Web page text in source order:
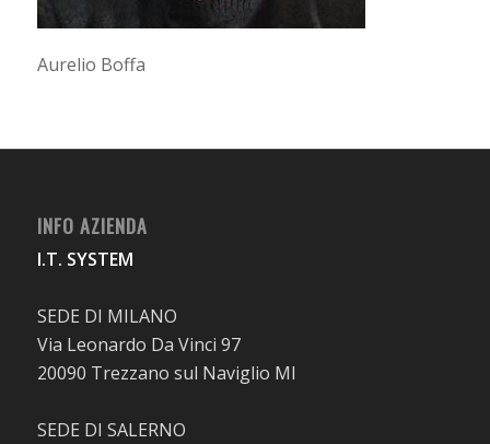
Aurelio Boffa
INFO AZIENDA
I.T. SYSTEM
SEDE DI MILANO
Via Leonardo Da Vinci 97
20090 Trezzano sul Naviglio MI
SEDE DI SALERNO